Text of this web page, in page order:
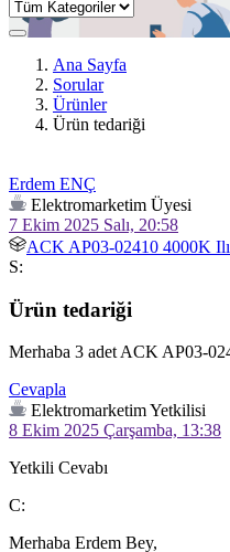
Ana Sayfa
Sorular
Ürünler
Ürün tedariği
Erdem ENÇ
Elektromarketim Üyesi
7 Ekim 2025 Salı, 20:58
ACK AP03-02410 4000K
S:
Ürün tedariği
Merhaba 3 adet ACK AP03-
Cevapla
Elektromarketim Yetkilisi
8 Ekim 2025 Çarşamba, 13:38
Yetkili Cevabı
C:
Merhaba Erdem Bey,